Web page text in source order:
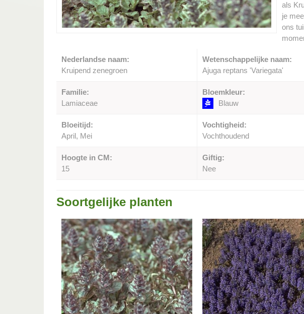
als
je
ons
Nederlandse naam:
Kruipend zenegroen
Wetenschappelijke naam:
Ajuga reptans 'Variegata'
Familie:
Lamiaceae
Bloemkleur:
Blauw
Bloeitijd:
April, Mei
Vochtigheid:
Vochthoudend
Hoogte in CM:
15
Giftig:
Nee
Soortgelijke planten